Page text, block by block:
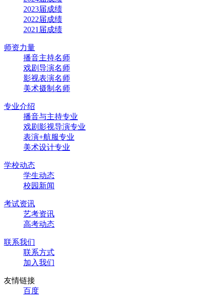
2023届成绩
2022届成绩
2021届成绩
师资力量
播音主持名师
戏剧导演名师
影视表演名师
美术摄制名师
专业介绍
播音与主持专业
戏剧影视导演专业
表演+航服专业
美术设计专业
学校动态
学生动态
校园新闻
考试资讯
艺考资讯
高考动态
联系我们
联系方式
加入我们
友情链接
百度